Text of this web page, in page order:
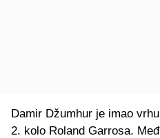
Damir Džumhur je imao
2. kolo Roland Garrosa.